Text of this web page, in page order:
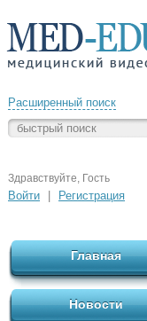
Расширенный поиск
Здравствуйте, Гость
Войти Регистрация
Главная
Новости